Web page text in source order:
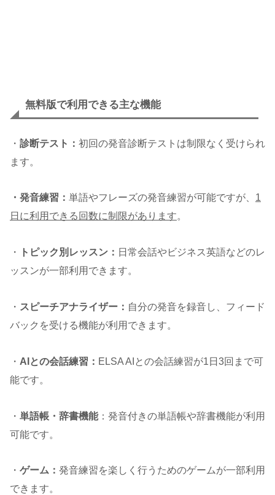
無料版で利用できる主な機能
・ 診断テスト： 初回の発音診断テストは制限なく受けられ
ます。
・発音練習： 単語やフレーズの発音練習が可能ですが、 1
日に利用できる回数に制限があります。
・ トピック別レッスン： 日常会話やビジネス英語などのレ
ッスンが一部利用できます。
・ スピーチアナライザー： 自分の発音を録音し、フィード
バックを受ける機能が利用できます。
・ AIとの会話練習： ELSA AIとの会話練習が1日3回まで可
能です。
・ 単語帳・辞書機能：発音付きの単語帳や辞書機能が利用
可能です。
・ ゲーム： 発音練習を楽しく行うためのゲームが一部利用
できます。